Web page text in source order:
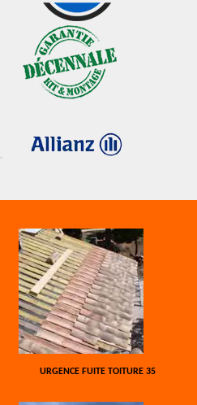
URGENCE FUITE TOITURE 35